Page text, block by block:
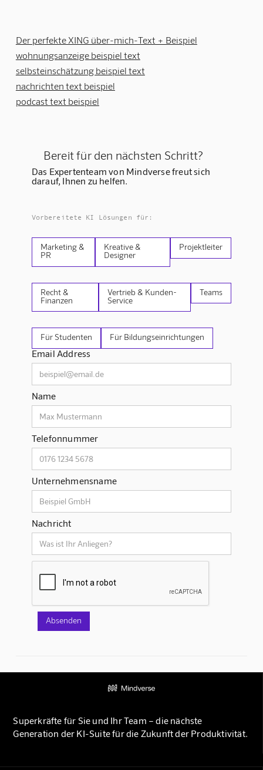
Der perfekte XING über-mich-Text + Beispiel
wohnungsanzeige beispiel text
selbsteinschätzung beispiel text
nachrichten text beispiel
podcast text beispiel
Bereit für den nächsten Schritt?
Das Expertenteam von Mindverse freut sich
darauf, Ihnen zu helfen.
Vorbereitete KI Lösungen für:
Marketing &
PR
Kreative &
Designer
Projektleiter
Recht &
Finanzen
Vertrieb & Kunden-
Service
Teams
Für Studenten Für Bildungseinrichtungen
Email Address
Name
Telefonnummer
Unternehmensname
Nachricht
Superkräfte für Sie und Ihr Team – die nächste
Generation der KI-Suite für die Zukunft der Produktivität.